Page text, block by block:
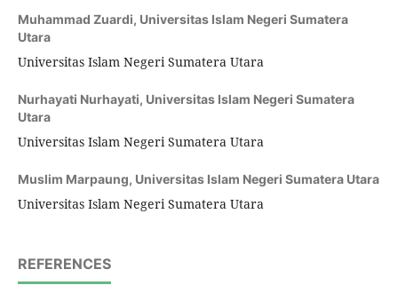
Muhammad Zuardi, Universitas Islam Negeri Sumatera
Utara
Universitas Islam Negeri Sumatera Utara
Nurhayati Nurhayati, Universitas Islam Negeri Sumatera
Utara
Universitas Islam Negeri Sumatera Utara
Muslim Marpaung, Universitas Islam Negeri Sumatera Utara
Universitas Islam Negeri Sumatera Utara
REFERENCES